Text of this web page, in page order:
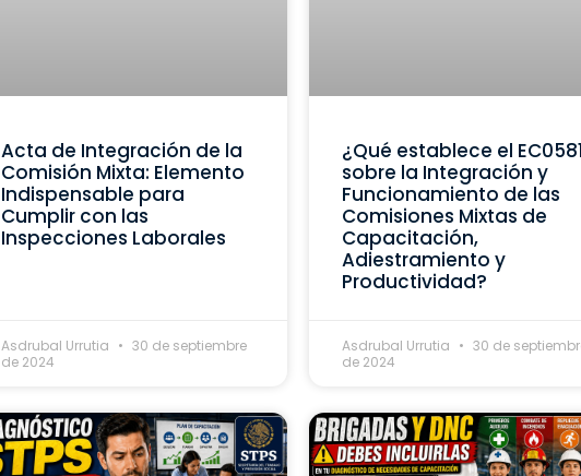
Acta de Integración de la
Comisión Mixta: Elemento
Indispensable para
Cumplir con las
Inspecciones Laborales
Asdrubal Urrutia
30 de septiembre
de 2024
¿Qué establece el EC0581
sobre la Integración y
Funcionamiento de las
Comisiones Mixtas de
Capacitación,
Adiestramiento y
Productividad?
Asdrubal Urrutia
30 de
de 2024